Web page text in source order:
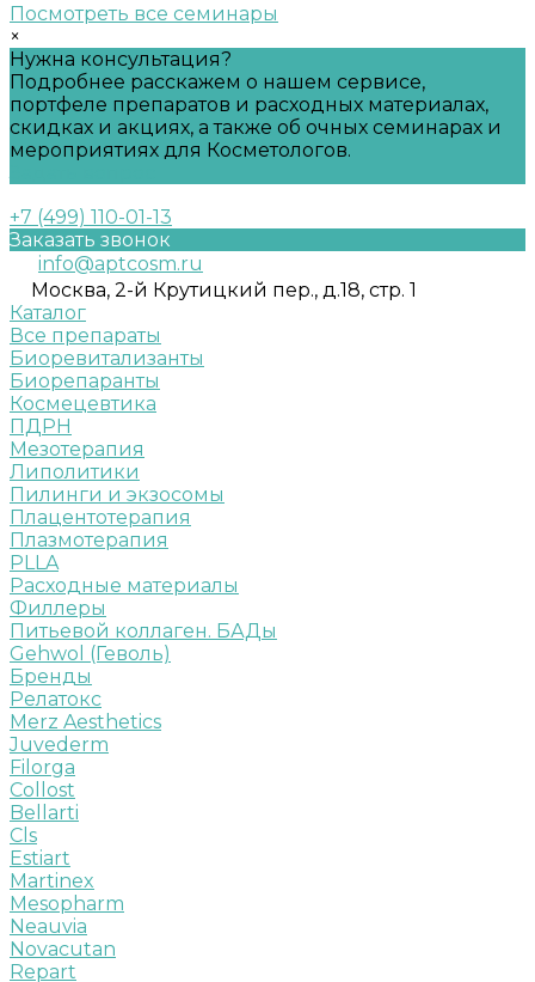
Посмотреть все семинары
×
Нужна консультация?
Подробнее расскажем о нашем сервисе,
портфеле препаратов и расходных материалах,
скидках и акциях, а также об очных семинарах и
мероприятиях для Косметологов.
+7 (499) 110-01-13
Заказать звонок
info@aptcosm.ru
Москва, 2-й Крутицкий пер., д.18, стр. 1
Каталог
Все препараты
Биоревитализанты
Биорепаранты
Космецевтика
ПДРН
Мезотерапия
Липолитики
Пилинги и экзосомы
Плацентотерапия
Плазмотерапия
PLLA
Расходные материалы
Филлеры
Питьевой коллаген. БАДы
Gehwol (Геволь)
Бренды
Релатокс
Merz Aesthetics
Juvederm
Filorga
Collost
Bellarti
Cls
Estiart
Martinex
Mesopharm
Neauvia
Novacutan
Repart